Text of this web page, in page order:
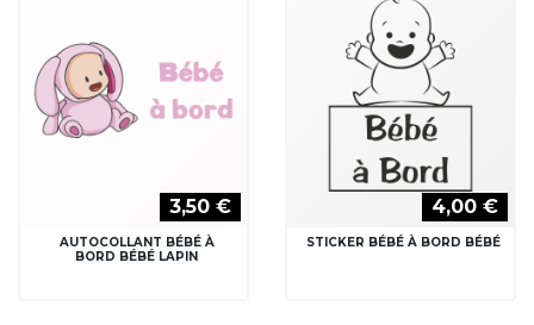
3,50 €
AUTOCOLLANT BÉBÉ À
BORD BÉBÉ LAPIN
4,00 €
STICKER BÉBÉ À BORD BÉBÉ